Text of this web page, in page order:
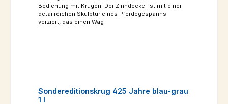
Sondereditionskrug 425 Jahre blau-grau
1 l